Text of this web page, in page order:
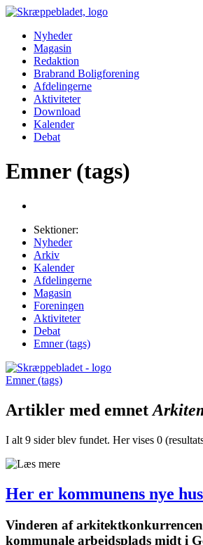
Nyheder
Magasin
Redaktion
Brabrand Boligforening
Afdelingerne
Aktiviteter
Download
Kalender
Debat
Emner (tags)
Sektioner:
Nyheder
Arkiv
Kalender
Afdelingerne
Magasin
Foreningen
Aktiviteter
Debat
Emner (tags)
Emner (tags)
Artikler med emnet
I alt 9 sider blev fundet. Her vises 0
Her er kommunens nye
Vinderen af
kommunale arbejdsplads midt i